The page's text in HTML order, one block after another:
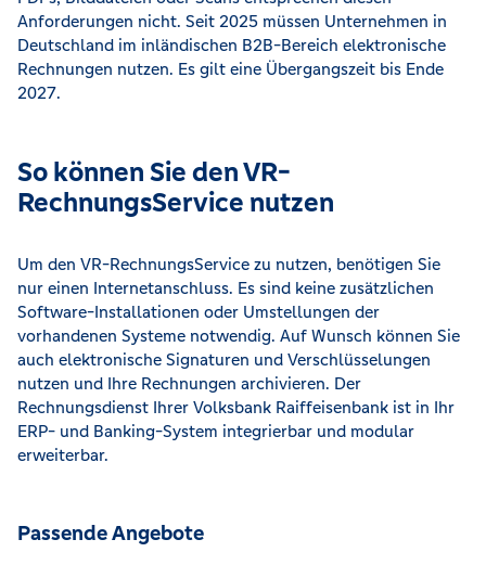
Anforderungen nicht. Seit 2025 müssen Unternehmen in
Deutschland im inländischen B2B-Bereich elektronische
Rechnungen nutzen. Es gilt eine Übergangszeit bis Ende
2027.
So können Sie den VR-
RechnungsService nutzen
Um den VR-RechnungsService zu nutzen, benötigen Sie
nur einen Internetanschluss. Es sind keine zusätzlichen
Software-Installationen oder Umstellungen der
vorhandenen Systeme notwendig. Auf Wunsch können Sie
auch elektronische Signaturen und Verschlüsselungen
nutzen und Ihre Rechnungen archivieren. Der
Rechnungsdienst Ihrer Volksbank Raiffeisenbank ist in Ihr
ERP- und Banking-System integrierbar und modular
erweiterbar.
Passende Angebote